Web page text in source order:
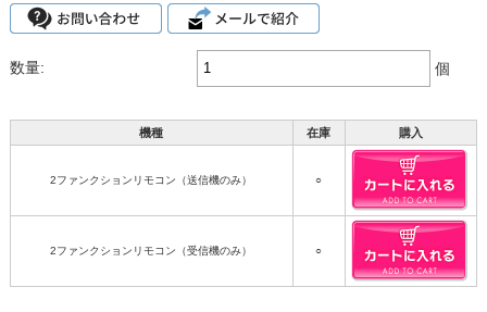
数量: 個
機種 在庫 購入
2ファンクションリモコン（送信機のみ） ○
2ファンクションリモコン（受信機のみ） ○